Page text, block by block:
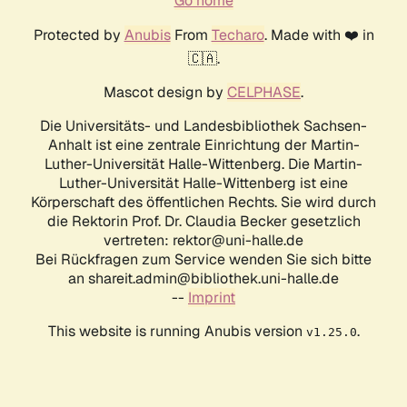
Protected by AnubisFrom Techaro. Made with ❤️ in
🇨🇦.
Mascot design by CELPHASE.
Die Universitäts- und Landesbibliothek Sachsen-
Anhalt ist eine zentrale Einrichtung der Martin-
Luther-Universität Halle-Wittenberg. Die Martin-
Luther-Universität Halle-Wittenberg ist eine
Körperschaft des öffentlichen Rechts. Sie wird durch
die Rektorin Prof. Dr. Claudia Becker gesetzlich
vertreten: rektor@uni-halle.de
Bei Rückfragen zum Service wenden Sie sich bitte
an shareit.admin@bibliothek.uni-halle.de
-- Imprint
This website is running Anubis version v1.25.0.